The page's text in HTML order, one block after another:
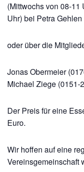
(Mittwochs von 08-11
Uhr) bei Petra Gehlen
oder über die
Jonas Obermeier
Michael Ziege (0151-
Der Preis für eine
Euro.
Wir hoffen auf eine
Vereinsgemeinschaft